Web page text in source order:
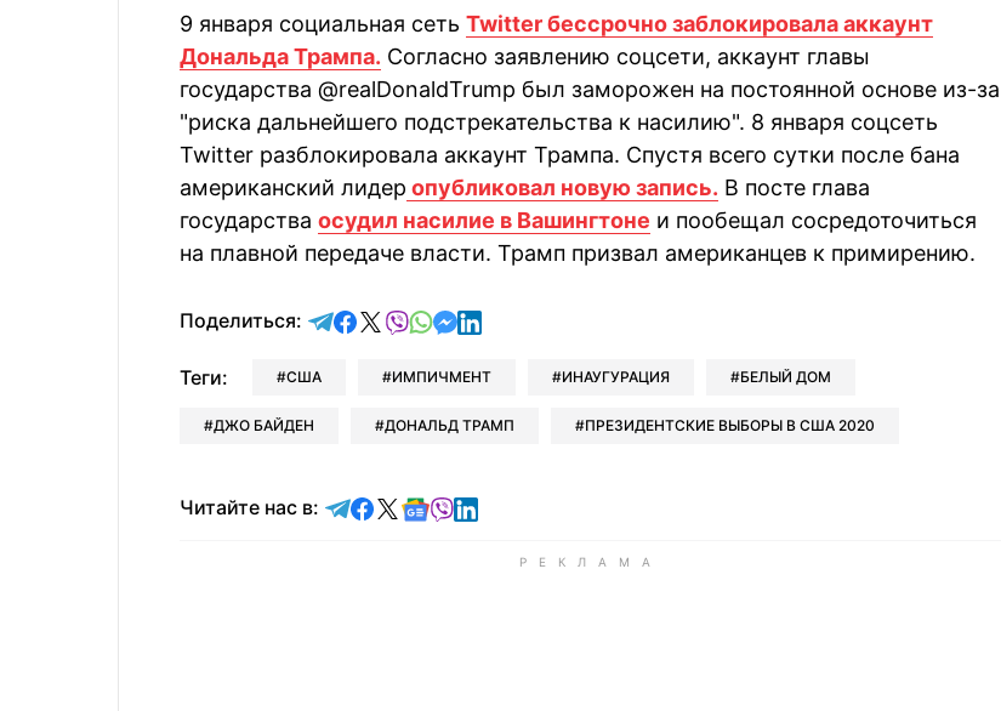
9 января социальная сеть Twitter бессрочно заблокировала аккаунт
Дональда Трампа. Согласно заявлению соцсети, аккаунт главы
государства @realDonaldTrump был заморожен на постоянной основе из-за
"риска дальнейшего подстрекательства к насилию". 8 января соцсеть
Twitter разблокировала аккаунт Трампа. Спустя всего сутки после бана
американский лидер опубликовал новую запись. В посте глава
государства осудил насилие в Вашингтоне и пообещал сосредоточиться
на плавной передаче власти. Трамп призвал американцев к примирению.
Поделиться: отправить в Telegram
поделиться в Facebook
поделиться в X
отправить в Viber
отправить в Whatsapp
отправить в Messenger
отправить в LinkedIn
Теги: США ИМПИЧМЕНТ ИНАУГУРАЦИЯ БЕЛЫЙ ДОМ
ДЖО БАЙДЕН ДОНАЛЬД ТРАМП ПРЕЗИДЕНТСКИЕ ВЫБОРЫ В США 2020
Читайте нас в: Читайте в Telegram
Читайте в Facebook
Читайте в X
Читайте в Google news
Читайте в Viber
Читайте в LinkedIn